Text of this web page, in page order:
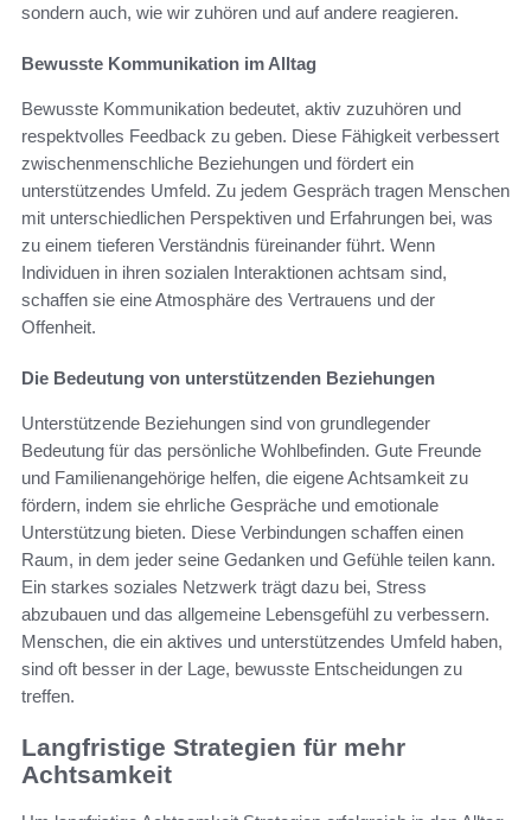
sondern auch, wie wir zuhören und auf andere reagieren.
Bewusste Kommunikation im Alltag
Bewusste Kommunikation bedeutet, aktiv zuzuhören und
respektvolles Feedback zu geben. Diese Fähigkeit verbessert
zwischenmenschliche Beziehungen und fördert ein
unterstützendes Umfeld. Zu jedem Gespräch tragen Menschen
mit unterschiedlichen Perspektiven und Erfahrungen bei, was
zu einem tieferen Verständnis füreinander führt. Wenn
Individuen in ihren sozialen Interaktionen achtsam sind,
schaffen sie eine Atmosphäre des Vertrauens und der
Offenheit.
Die Bedeutung von unterstützenden Beziehungen
Unterstützende Beziehungen sind von grundlegender
Bedeutung für das persönliche Wohlbefinden. Gute Freunde
und Familienangehörige helfen, die eigene Achtsamkeit zu
fördern, indem sie ehrliche Gespräche und emotionale
Unterstützung bieten. Diese Verbindungen schaffen einen
Raum, in dem jeder seine Gedanken und Gefühle teilen kann.
Ein starkes soziales Netzwerk trägt dazu bei, Stress
abzubauen und das allgemeine Lebensgefühl zu verbessern.
Menschen, die ein aktives und unterstützendes Umfeld haben,
sind oft besser in der Lage, bewusste Entscheidungen zu
treffen.
Langfristige Strategien für mehr
Achtsamkeit